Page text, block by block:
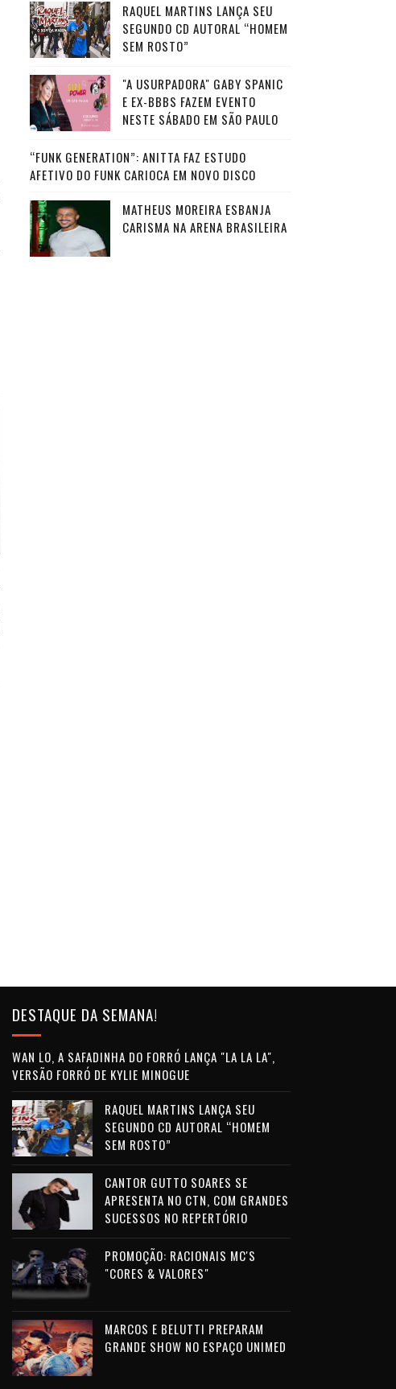
RAQUEL MARTINS LANÇA SEU
SEGUNDO CD AUTORAL “HOMEM
SEM ROSTO”
"A USURPADORA" GABY SPANIC
E EX-BBBS FAZEM EVENTO
NESTE SÁBADO EM SÃO PAULO
“FUNK GENERATION”: ANITTA FAZ ESTUDO
AFETIVO DO FUNK CARIOCA EM NOVO DISCO
MATHEUS MOREIRA ESBANJA
CARISMA NA ARENA BRASILEIRA
DESTAQUE DA SEMANA!
WAN LO, A SAFADINHA DO FORRÓ LANÇA "LA LA LA",
VERSÃO FORRÓ DE KYLIE MINOGUE
RAQUEL MARTINS LANÇA SEU
SEGUNDO CD AUTORAL “HOMEM
SEM ROSTO”
CANTOR GUTTO SOARES SE
APRESENTA NO CTN, COM GRANDES
SUCESSOS NO REPERTÓRIO
PROMOÇÃO: RACIONAIS MC'S
"CORES & VALORES"
MARCOS E BELUTTI PREPARAM
GRANDE SHOW NO ESPAÇO UNIMED